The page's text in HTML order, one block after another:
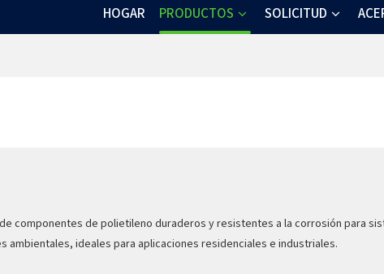
HOGAR PRODUCTOS SOLICITUD
componentes de polietileno duraderos y resistentes a la corrosión para
ideales para aplicaciones residenciales e industriales.